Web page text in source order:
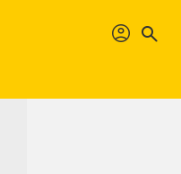
profil search